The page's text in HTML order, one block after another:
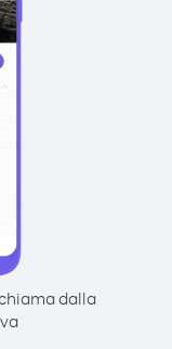
dalla